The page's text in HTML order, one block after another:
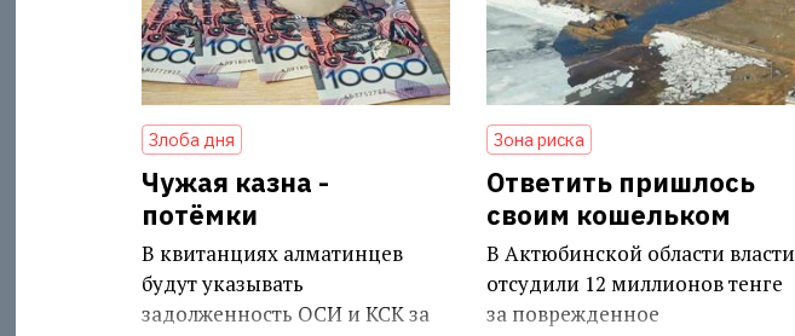
Злоба дня
Чужая казна -
потёмки
В квитанциях алматинцев
будут указывать
задолженность ОСИ и КСК за
Зона риска
Ответить пришлось
своим кошельком
В Актюбинской области власти
отсудили 12 миллионов тенге
за поврежденное